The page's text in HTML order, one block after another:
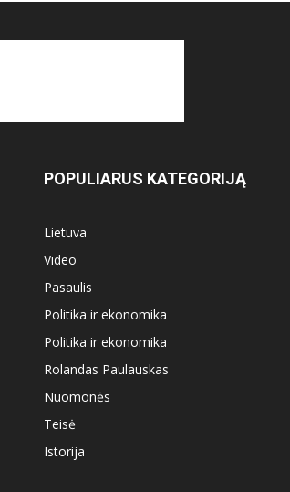
POPULIARUS KATEGORIJĄ
Lietuva
Video
Pasaulis
Politika ir ekonomika
Politika ir ekonomika
Rolandas Paulauskas
Nuomonės
Teisė
Istorija